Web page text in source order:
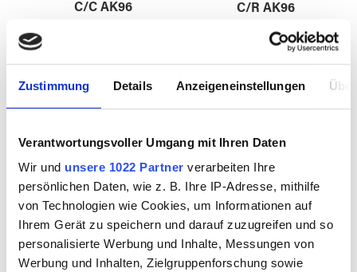
Zustimmung Details Anzeigeneinstellungen
Verantwortungsvoller Umgang mit Ihren Daten
Wir und unsere 1022 Partner verarbeiten Ihre
persönlichen Daten, wie z. B. Ihre IP-Adresse, mithilfe
von Technologien wie Cookies, um Informationen auf
Ihrem Gerät zu speichern und darauf zuzugreifen und so
personalisierte Werbung und Inhalte, Messungen von
Werbung und Inhalten, Zielgruppenforschung sowie
C/C AK96
VACBS3531016
C/R AK96
VACBS3531018